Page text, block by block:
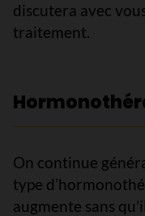
discutera avec
traitement.
On continue
type
augmente sans